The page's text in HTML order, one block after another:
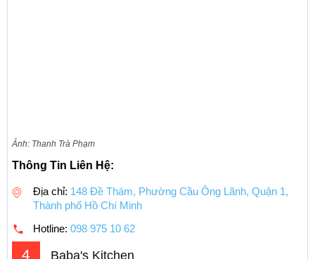
Ảnh: Thanh Trà Phạm
Thông Tin Liên Hệ:
Địa chỉ: 148 Đề Thám, Phường Cầu Ông Lãnh, Quận 1,
Thành phố Hồ Chí Minh
Hotline: 098 975 10 62
4 Baba's Kitchen